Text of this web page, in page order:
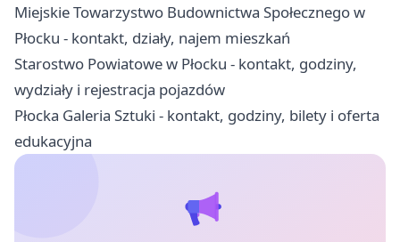
Miejskie Towarzystwo Budownictwa Społecznego w
Płocku - kontakt, działy, najem mieszkań
Starostwo Powiatowe w Płocku - kontakt, godziny,
wydziały i rejestracja pojazdów
Płocka Galeria Sztuki - kontakt, godziny, bilety i oferta
edukacyjna